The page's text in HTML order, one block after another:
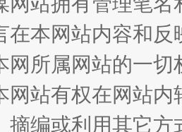
全局
今
在本网站内容和
网所属网站的一
网站有权在网站
摘编或利用其它